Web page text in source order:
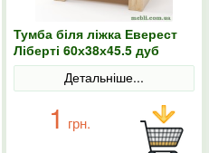
Тумба біля ліжка Еверест
Ліберті 60х38х45.5 дуб
крафт золотий
Детальніше...
1 грн.